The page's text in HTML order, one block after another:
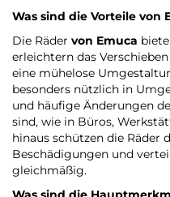
Was sind die Vorteile von
Die Räder von Emuca
erleichtern das
eine mühelose
besonders nützlich in
und häufige Änderungen
sind, wie in Büros,
hinaus schützen die Räder
Beschädigungen und
gleichmäßig.